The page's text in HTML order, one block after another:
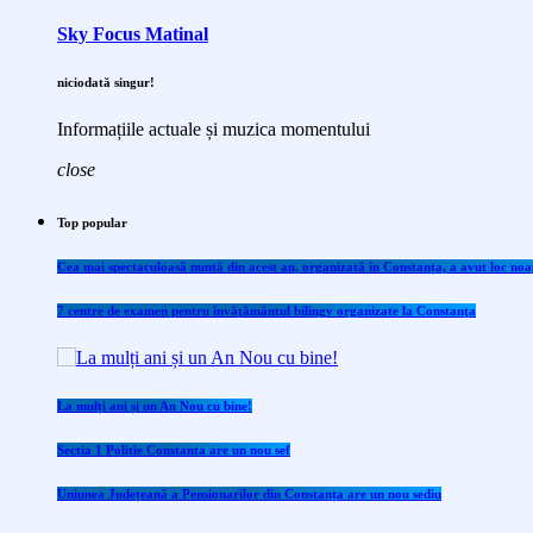
Sky Focus Matinal
niciodată singur!
Informațiile actuale și muzica momentului
close
Top popular
Cea mai spectaculoasă nuntă din acest an, organizată în Constanța, a avut loc
7 centre de examen pentru învăţământul bilingv organizate la Constanţa
La mulți ani și un An Nou cu bine!
Sectia 1 Politie Constanta are un nou sef
Uniunea Județeană a Pensionarilor din Constanța are un nou sediu